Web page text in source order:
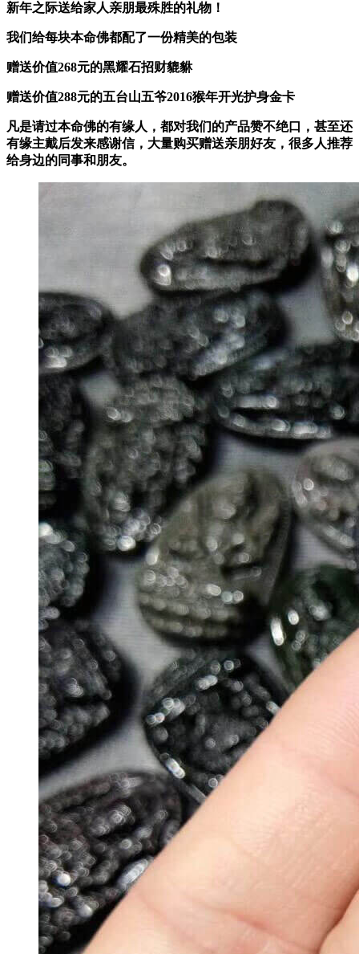
新年之际送给家人亲朋最殊胜的礼物！
我们给每块本命佛都配了一份精美的包装
赠送价值268元的黑耀石招财貔貅
赠送价值288元的五台山五爷2016猴年开光护身金卡
凡是请过本命佛的有缘人， 都对我们的产品赞不绝口，甚至还
有缘主戴后发来感谢信，大量购买赠送亲朋好友，很多人推荐
给身边的同事和朋友。